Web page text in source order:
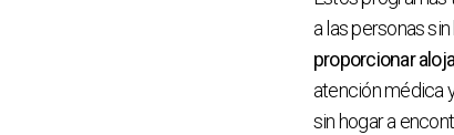
a las personas
proporcionar
atención médica
sin hogar a